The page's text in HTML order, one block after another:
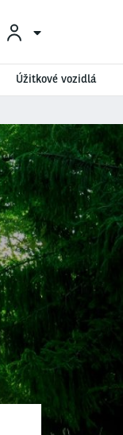
Úžitkové vozidlá